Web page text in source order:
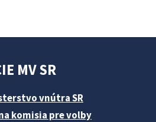
MV SR
vnútra SR
komisia pre volby